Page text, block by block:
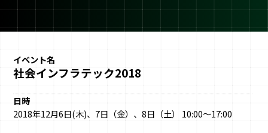
イベント名
社会インフラテック2018
日時
2018年12月6日(木)、7日（金）、8日（土） 10:00～17:00